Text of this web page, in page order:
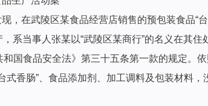
，在武陵区某食品经营店销售的预包装食品“
系当事人张某以“武陵区某商行”的名义在其住
国食品安全法》第三十五条第一款的规定。
香肠”、食品添加剂、加工调料及包装材料